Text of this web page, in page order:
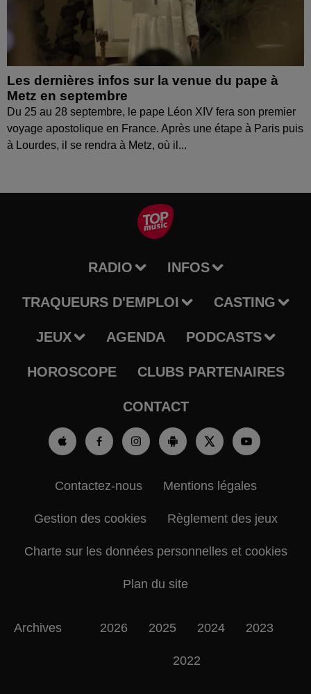
Les dernières infos sur la venue du pape à
Metz en septembre
Du 25 au 28 septembre, le pape Léon XIV fera son premier
voyage apostolique en France. Après une étape à Paris puis
à Lourdes, il se rendra à Metz, où il...
RADIO INFOS
TRAQUEURS D'EMPLOI CASTING
JEUX AGENDA PODCASTS
HOROSCOPE CLUBS PARTENAIRES
CONTACT
Contactez-nous Mentions légales
Gestion des cookies Règlement des jeux
Charte sur les données personnelles et cookies
Plan du site
Archives 2026 2025 2024 2023
2022